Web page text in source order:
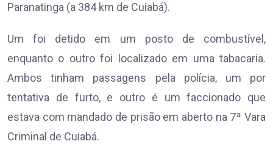
Paranatinga (a 384 km de Cuiabá).
Um foi detido em um posto de combustível,
enquanto o outro foi localizado em uma tabacaria.
Ambos tinham passagens pela polícia, um por
tentativa de furto, e outro é um faccionado que
estava com mandado de prisão em aberto na 7ª Vara
Criminal de Cuiabá.